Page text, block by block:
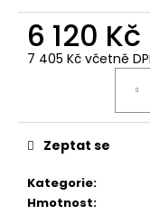
6 120 Kč
7 405 Kč včetně
Kategorie:
Hmotnost:
Zeptat se
p
o
u
č